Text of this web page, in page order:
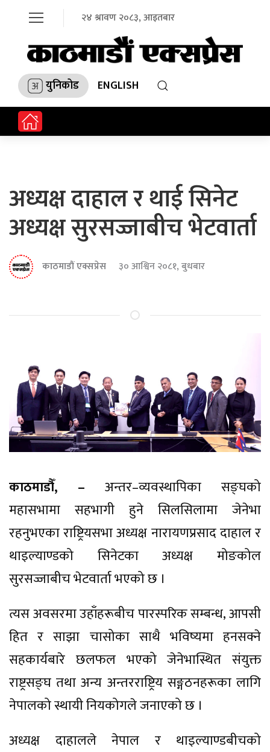
२४ श्रावण २०८३, आइतबार
युनिकोड ENGLISH
अध्यक्ष दाहाल र थाई सिनेट
अध्यक्ष सुरसज्जाबीच भेटवार्ता
काठमाडौं एक्सप्रेस ३० आश्विन २०८१, बुधबार
काठमाडौँ, – अन्तर–व्यवस्थापिका सङ्घको
महासभामा सहभागी हुने सिलसिलामा जेनेभा
रहनुभएका राष्ट्रियसभा अध्यक्ष नारायणप्रसाद दाहाल र
थाइल्याण्डको सिनेटका अध्यक्ष मोङकोल
सुरसज्जाबीच भेटवार्ता भएको छ ।
त्यस अवसरमा उहाँहरूबीच पारस्परिक सम्बन्ध, आपसी
हित र साझा चासोका साथै भविष्यमा हनसक्ने
सहकार्यबारे छलफल भएको जेनेभास्थित संयुक्त
राष्ट्रसङ्घ तथा अन्य अन्तरराष्ट्रिय सङ्गठनहरूका लागि
नेपालको स्थायी नियकोगले जनाएको छ ।
अध्यक्ष दाहालले नेपाल र थाइल्याण्डबीचको